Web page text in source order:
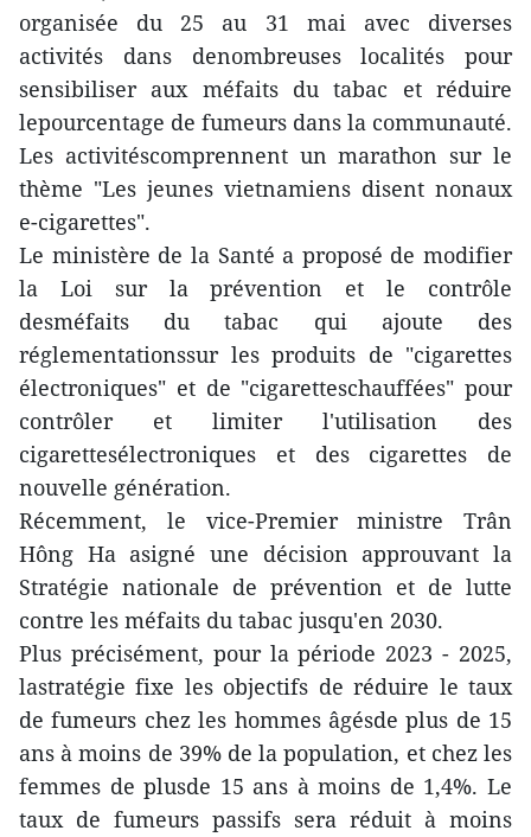
organisée du 25 au 31 mai avec diverses
activités dans denombreuses localités pour
sensibiliser aux méfaits du tabac et réduire
lepourcentage de fumeurs dans la communauté.
Les activitéscomprennent un marathon sur le
thème "Les jeunes vietnamiens disent nonaux
e-cigarettes".
Le ministère de la Santé a proposé de modifier
la Loi sur la prévention et le contrôle
desméfaits du tabac qui ajoute des
réglementationssur les produits de "cigarettes
électroniques" et de "cigaretteschauffées" pour
contrôler et limiter l'utilisation des
cigarettesélectroniques et des cigarettes de
nouvelle génération.
Récemment, le vice-Premier ministre Trân
Hông Ha asigné une décision approuvant la
Stratégie nationale de prévention et de lutte
contre les méfaits du tabac jusqu'en 2030.
Plus précisément, pour la période 2023 - 2025,
lastratégie fixe les objectifs de réduire le taux
de fumeurs chez les hommes âgésde plus de 15
ans à moins de 39% de la population, et chez les
femmes de plusde 15 ans à moins de 1,4%. Le
taux de fumeurs passifs sera réduit à moins